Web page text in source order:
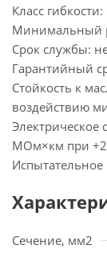
Класс
Минимальный
Срок службы:
Гарантийный
Стойкость к
воздействию
Электрическое
МОм×км при
Сечение, мм2